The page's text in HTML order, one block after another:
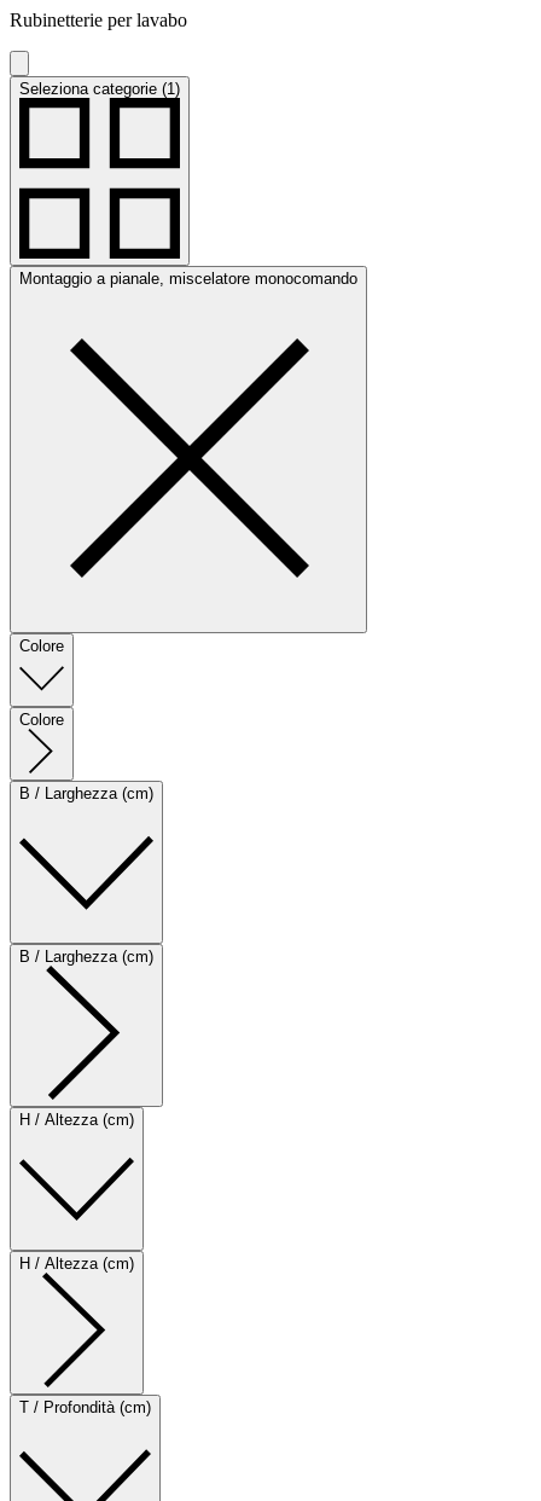
Rubinetterie per lavabo
Seleziona categorie (1)
Montaggio a pianale, miscelatore monocomando
Colore
Colore
B / Larghezza (cm)
B / Larghezza (cm)
H / Altezza (cm)
H / Altezza (cm)
T / Profondità (cm)